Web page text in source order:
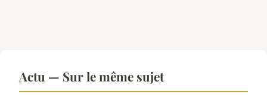
Actu — Sur le même sujet